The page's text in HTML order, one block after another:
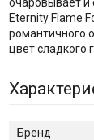
Eternity Flame
романтичного
цвет сладкого
Бренд